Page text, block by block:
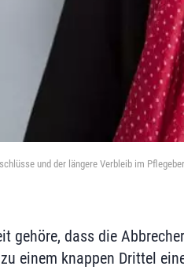
und der längere Verbleib im
gehöre, dass die
einem knappen Drittel